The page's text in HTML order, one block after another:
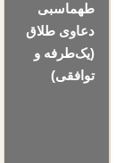
طهماسبی
دعاوی طلاق
(یک‌طرفه و
توافقی)